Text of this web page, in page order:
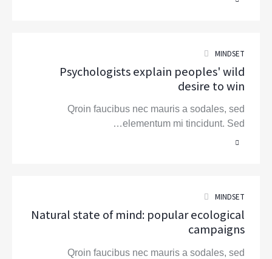
MINDSET
Psychologists explain peoples' wild
desire to win
Qroin faucibus nec mauris a sodales, sed
elementum mi tincidunt. Sed…
MINDSET
Natural state of mind: popular ecological
campaigns
Qroin faucibus nec mauris a sodales, sed